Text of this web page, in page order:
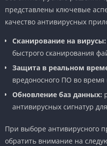
представлены ключевые
качество антивирусных
Сканирование на вирусы:
быстрого сканирования
Защита в реальном
вредоносного ПО во
Обновление баз данных:
антивирусных сигнатур
При выборе антивирусного
обратить внимание на